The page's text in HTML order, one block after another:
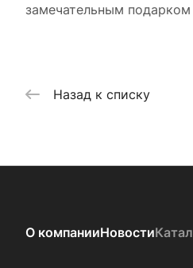
замечательным
Назад к списку
О компанииНовости